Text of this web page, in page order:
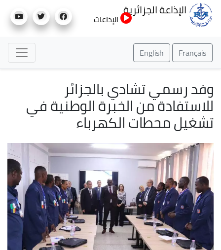
إلى
الإذاعة الجزائرية
الإذاعات
Français
English
وفد رسمي تشادي بالجزائر
للاستفادة من الخبرة الوطنية في
تشغيل محطات الكهرباء